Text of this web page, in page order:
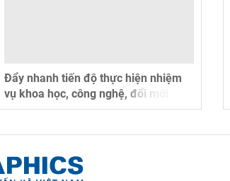
Đẩy nhanh tiến độ thực hiện nhiệm
vụ khoa học, công nghệ, đổi mới
sáng tạo và chuyển đổi số